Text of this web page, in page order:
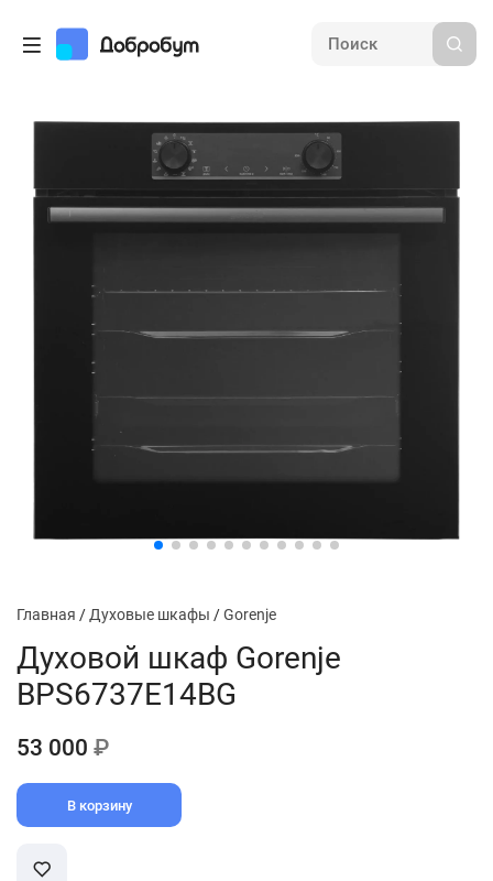
Главная / Духовые шкафы /Gorenje
Духовой шкаф Gorenje
BPS6737E14BG
53 000 ₽
В корзину